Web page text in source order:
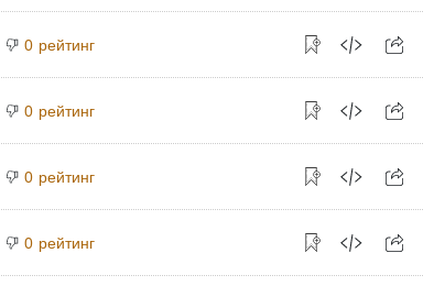
0 рейтинг
0 рейтинг
0 рейтинг
0 рейтинг